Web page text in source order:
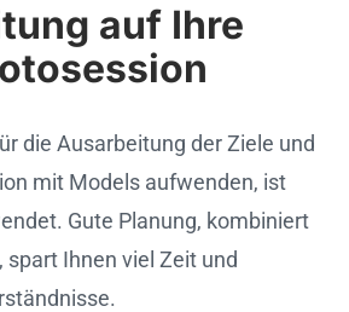
auf Ihre
die Ausarbeitung der Ziele und
mit Models aufwenden, ist
Gute Planung, kombiniert
spart Ihnen viel Zeit und